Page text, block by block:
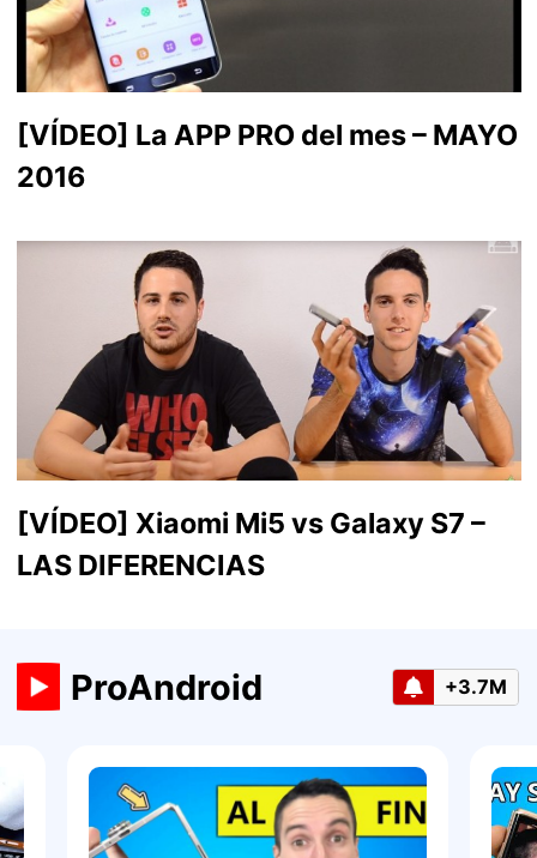
[VÍDEO] La APP PRO del mes – MAYO
2016
[VÍDEO] Xiaomi Mi5 vs Galaxy S7 –
LAS DIFERENCIAS
ProAndroid +3.7M